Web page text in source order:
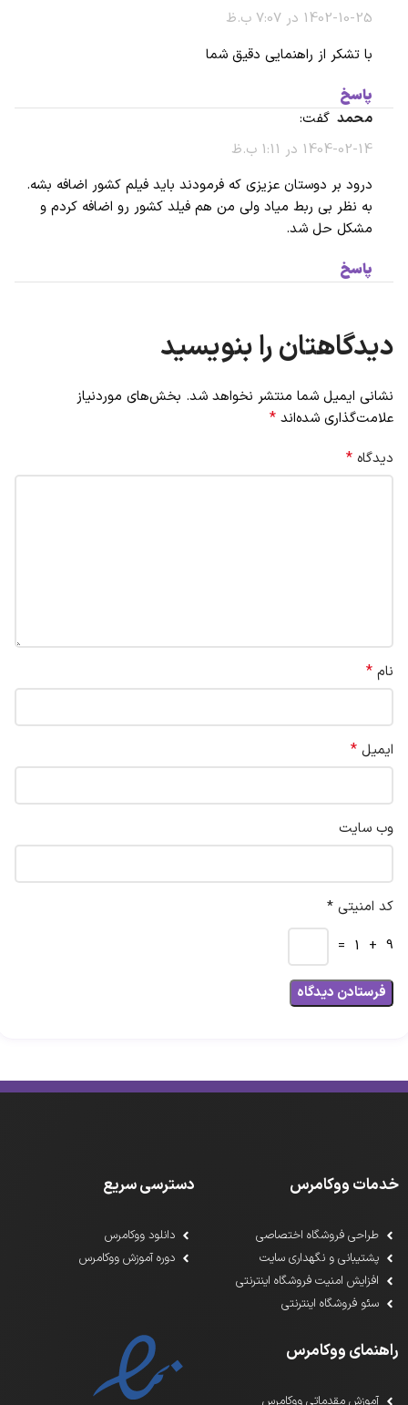
1402-10-25 در 7:07 ب.ظ
با تشکر از راهنمایی دقیق شما
پاسخ
محمد گفت:
1404-02-14 در 1:11 ب.ظ
درود بر دوستان عزیزی که فرمودند باید فیلم کشور اضافه بشه.
به نظر بی ربط میاد ولی من هم فیلد کشور رو اضافه کردم و
مشکل حل شد.
پاسخ
دیدگاهتان را بنویسید
نشانی ایمیل شما منتشر نخواهد شد. بخش‌های موردنیاز
علامت‌گذاری شده‌اند *
دیدگاه *
نام *
ایمیل *
وب‌ سایت
کد امنیتی *
9 + 1 =
خدمات ووکامرس
طراحی فروشگاه اختصاصی
پشتیبانی و نگهداری سایت
افزایش امنیت فروشگاه اینترنتی
سئو فروشگاه اینترنتی
دسترسی سریع
دانلود ووکامرس
دوره آموزش ووکامرس
راهنمای ووکامرس